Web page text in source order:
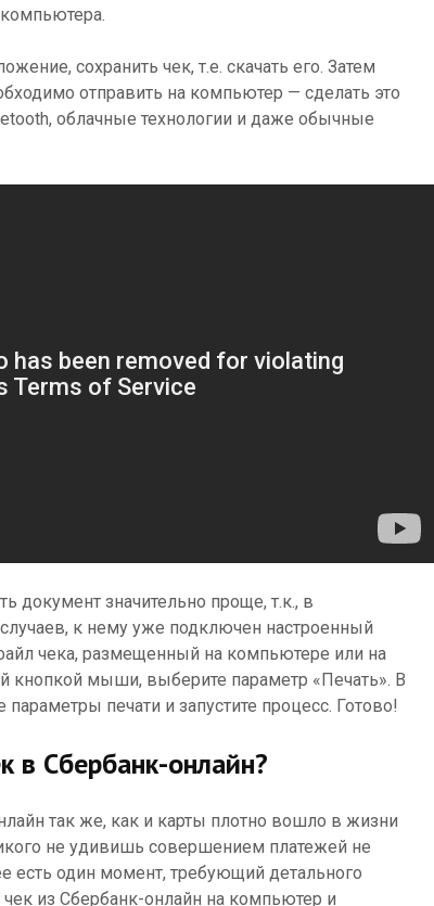
сохранить чек, т.е. скачать его. Затем
отправить на компьютер — сделать это
облачные технологии и даже обычные
документ значительно проще, т.к., в
к нему уже подключен настроенный
чека, размещенный на компьютере или на
кнопкой мыши, выберите параметр «Печать». В
печати и запустите процесс. Готово!
в Сбербанк-онлайн?
так же, как и карты плотно вошло в жизни
не удивишь совершением платежей не
есть один момент, требующий детального
чек из Сбербанк-онлайн на компьютер и